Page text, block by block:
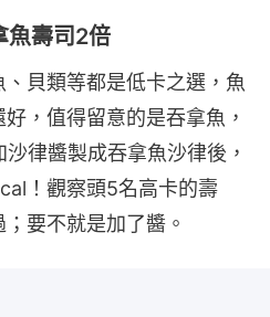
魚壽司2倍
貝類等都是低卡之選，魚
，值得留意的是吞拿魚，
律醬製成吞拿魚沙律後，
！觀察頭5名高卡的壽
要不就是加了醬。